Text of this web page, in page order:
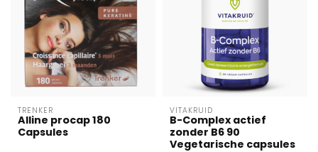
TRENKER
Alline procap 180
Capsules
VITAKRUID
B-Complex actief
zonder B6 90
Vegetarische capsules